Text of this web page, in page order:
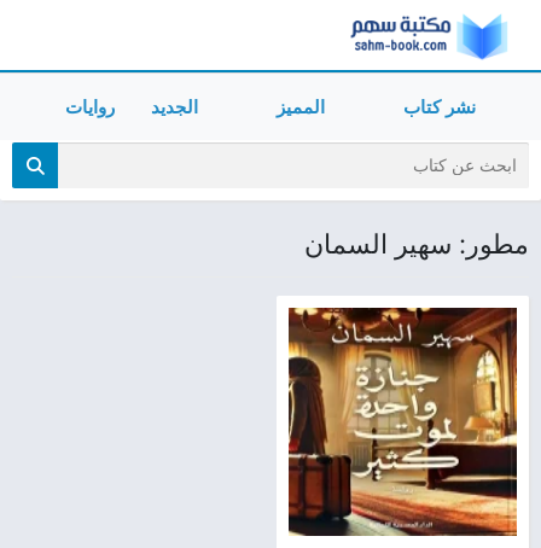
نشر كتاب المميز الجديد روايات
مطور: سهير السمان